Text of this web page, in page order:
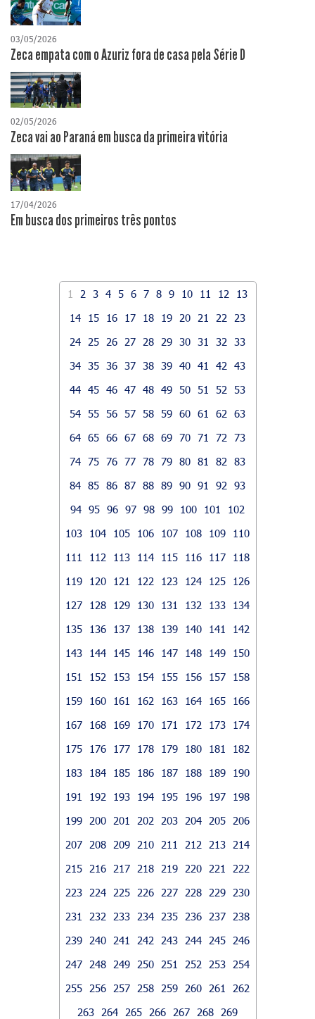
03/05/2026
Zeca empata com o Azuriz fora de casa pela Série D
02/05/2026
Zeca vai ao Paraná em busca da primeira vitória
17/04/2026
​Em busca dos primeiros três pontos
1 2 3 4 5 6 7 8 9 10 11 12
13
14
15 16 17 18 19 20 21 22
23
24
25 26 27 28 29 30 31 32
33
34
35 36 37 38 39 40 41 42
43
44 45 46 47 48 49 50 51 52
53
54
55 56 57 58 59 60 61 62
63
64 65 66 67 68 69 70 71 72
73
74 75 76 77 78 79 80 81 82
83
84 85 86 87 88 89 90 91 92
93
94 95 96 97 98 99 100 101
102
103
104 105 106 107 108 109
110
111
112 113 114 115 116 117
118
119
120 121 122 123 124 125
126
127
128 129 130 131 132 133
134
135
136 137 138 139 140 141
142
143
144 145 146 147 148 149
150
151
152 153 154 155 156 157
158
159
160 161 162 163 164 165
166
167
168 169 170 171 172 173
174
175
176 177 178 179 180 181
182
183
184 185 186 187 188 189
190
191
192 193 194 195 196 197
198
199
200 201 202 203 204 205
206
207
208 209 210 211 212 213
214
215
216 217 218 219 220 221
222
223
224 225 226 227 228 229
230
231
232 233 234 235 236 237
238
239
240 241 242 243 244 245
246
247
248 249 250 251 252 253
254
255
256 257 258 259 260 261
262
263
264 265 266 267 268 269